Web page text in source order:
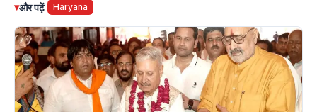
▾और पढ़ें Haryana